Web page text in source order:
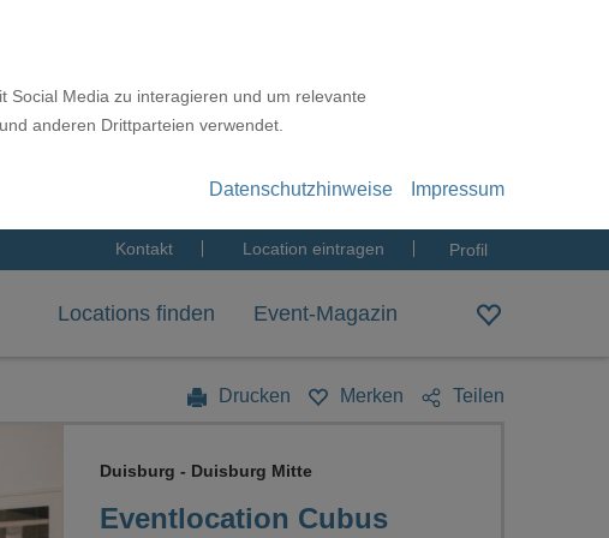
Social Media zu interagieren und um relevante
anderen Drittparteien verwendet.
Datenschutzhinweise Impressum
Kontakt Location eintragen Profil
Locations finden Event-Magazin
Drucken Merken Teilen
Eventlocation Cubus
Duisburg - Duisburg Mitte